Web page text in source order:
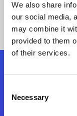
We also share
our social media,
may combine it
provided to them
of their services.
Selection
Necessary
Síganos